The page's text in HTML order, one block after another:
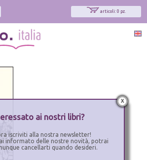
articoli: 0 pz.
x
ai nostri libri?
iscriviti alla nostra newsletter!
informato delle nostre novità, potrai
cancellarti quando desideri.